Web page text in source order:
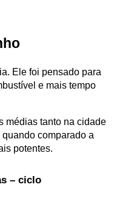
Ele foi pensado para
e mais tempo
médias tanto na cidade
comparado a
potentes.
– ciclo